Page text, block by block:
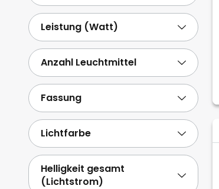
Leistung (Watt)
Anzahl Leuchtmittel
Fassung
Lichtfarbe
Helligkeit gesamt
(Lichtstrom)